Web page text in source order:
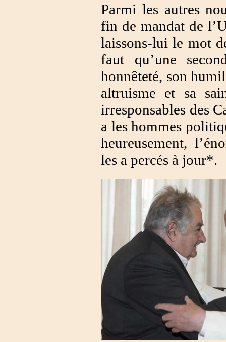
Parmi les autres
fin de mandat de
laissons-lui le mot
faut qu’une
honnêteté, son
altruisme et sa
irresponsables des
a les hommes
heureusement,
les a percés à jour*.